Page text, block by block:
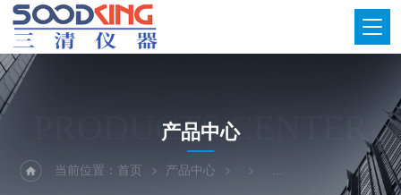
PRODUCTS CENTER
产品中心
当前位置：首页 产品中心 鼓风干燥箱经销地区